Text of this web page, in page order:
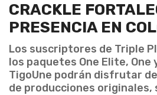
CRACKLE
PRESENCIA EN
Los suscriptores de Triple
los paquetes One Elite, One
TigoUne podrán disfrutar
de producciones originales,